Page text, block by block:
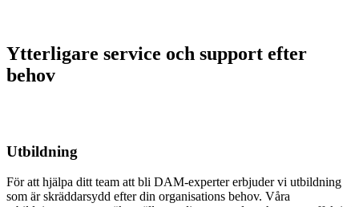
Ytterligare service och support efter
behov
Utbildning
För att hjälpa ditt team att bli DAM-experter erbjuder vi utbildning
som är skräddarsydd efter din organisations behov. Våra